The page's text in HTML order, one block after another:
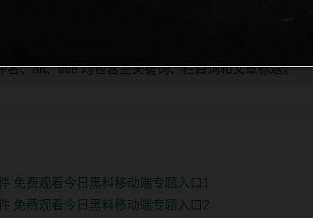
新？按每日少量、主题相关、图片本地化的方式持续补
名、alt、title 均包含主关键词、栏目词和文章标题。
免费观看今日黑料移动端专题入口1
免费观看今日黑料移动端专题入口2